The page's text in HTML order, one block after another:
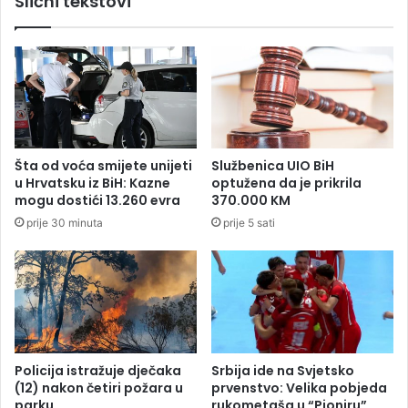
B
e
n
j
a
m
i
n
o
m
D
ž
a
f
e
r
o
v
i
a
d
u
,
g
r
i
o
z
n
a
t
i
t
r
ž
n
Šta od voća smijete unijeti
u Hrvatsku iz BiH: Kazne
mogu dostići 13.260 evra
prije 30 minuta
Službenica UIO BiH
optužena da je prikrila
370.000 KM
prije 5 sati
Policija istražuje dječaka
(12) nakon četiri požara u
Srbija ide na Svjetsko
prvenstvo: Velika pobjeda